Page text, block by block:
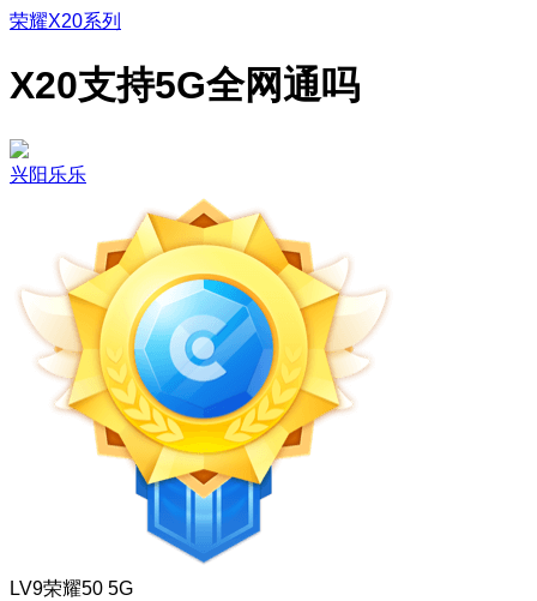
荣耀X20系列
X20支持5G全网通吗
兴阳乐乐
LV9荣耀50 5G